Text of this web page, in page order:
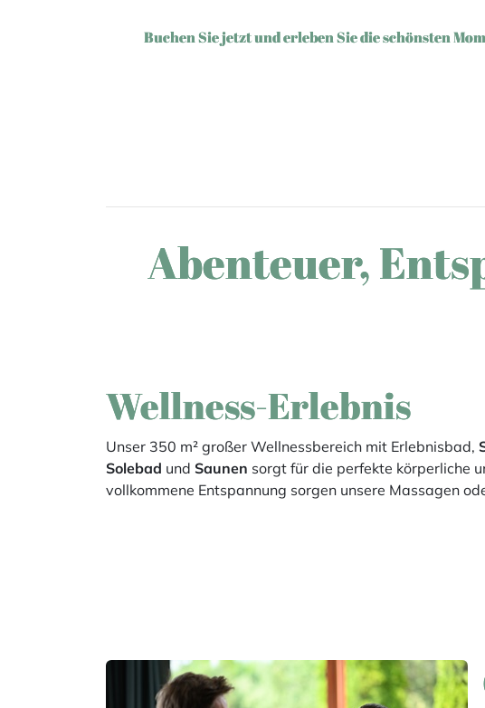
Buchen Sie jetzt und erleben Sie die schönsten
Abenteuer,
Wellness-Erlebnis
Unser 350 m² großer Wellnessbereich mit Erlebnisbad,
Solebad und Saunen sorgt für die perfekte körperliche
vollkommene Entspannung sorgen unsere Massagen